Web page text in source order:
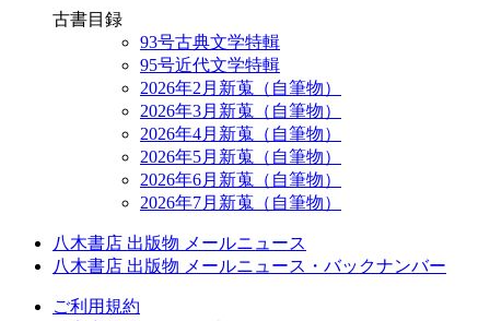
古書目録
93号古典文学特輯
95号近代文学特輯
2026年2月新蒐（自筆物）
2026年3月新蒐（自筆物）
2026年4月新蒐（自筆物）
2026年5月新蒐（自筆物）
2026年6月新蒐（自筆物）
2026年7月新蒐（自筆物）
八木書店 出版物 メールニュース
八木書店 出版物 メールニュース・バックナンバー
ご利用規約